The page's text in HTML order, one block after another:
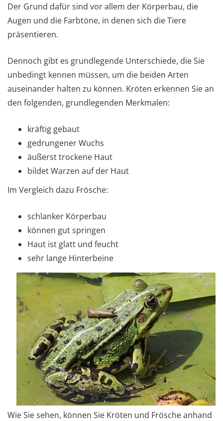
Der Grund dafür sind vor allem der Körperbau, die
Augen und die Farbtöne, in denen sich die Tiere
präsentieren.
Dennoch gibt es grundlegende Unterschiede, die Sie
unbedingt kennen müssen, um die beiden Arten
auseinander halten zu können. Kröten erkennen Sie an
den folgenden, grundlegenden Merkmalen:
kräftig gebaut
gedrungener Wuchs
äußerst trockene Haut
bildet Warzen auf der Haut
Im Vergleich dazu Frösche:
schlanker Körperbau
können gut springen
Haut ist glatt und feucht
sehr lange Hinterbeine
Wie Sie sehen, können Sie Kröten und Frösche anhand